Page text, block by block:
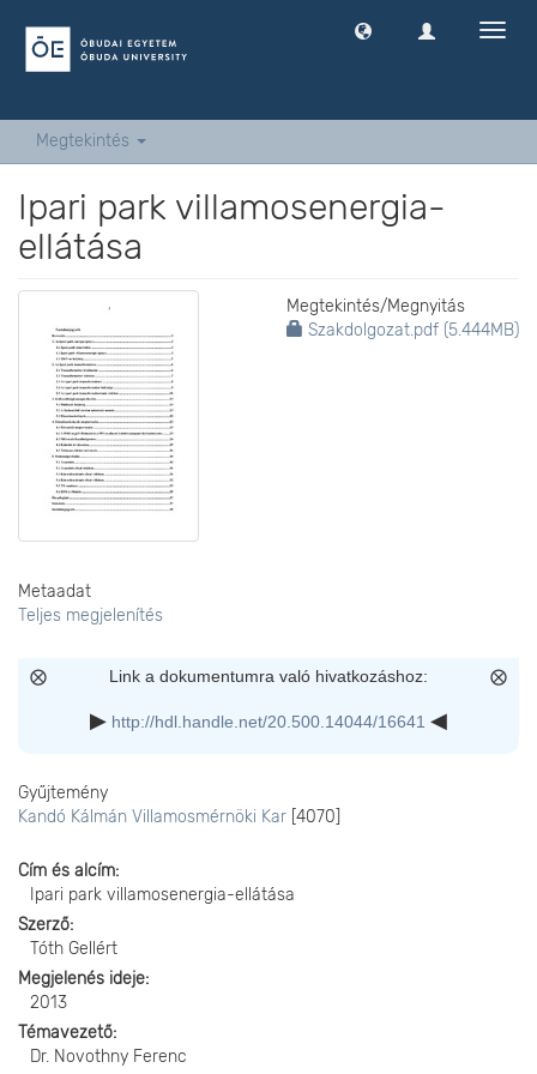
Megtekintés
Ipari park villamosenergia-
ellátása
Megtekintés/Megnyitás
Szakdolgozat.pdf (5.444MB)
Metaadat
Teljes megjelenítés
Link a dokumentumra való hivatkozáshoz:
http://hdl.handle.net/20.500.14044/16641
Gyűjtemény
Kandó Kálmán Villamosmérnöki Kar [4070]
Cím és alcím
Ipari park villamosenergia-ellátása
Szerző
Tóth Gellért
Megjelenés ideje
2013
Témavezető
Dr. Novothny Ferenc